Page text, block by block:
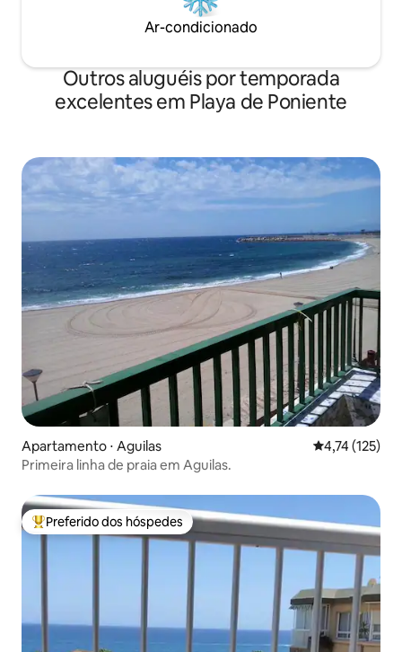
Ar-condicionado
Outros aluguéis por temporada
excelentes em Playa de Poniente
Apartamento ⋅ Aguilas 4,74 de uma
4,74 (125)
Primeira linha de praia em Aguilas.
Entre os melhores preferidos dos hóspedes
Preferido dos hóspedes